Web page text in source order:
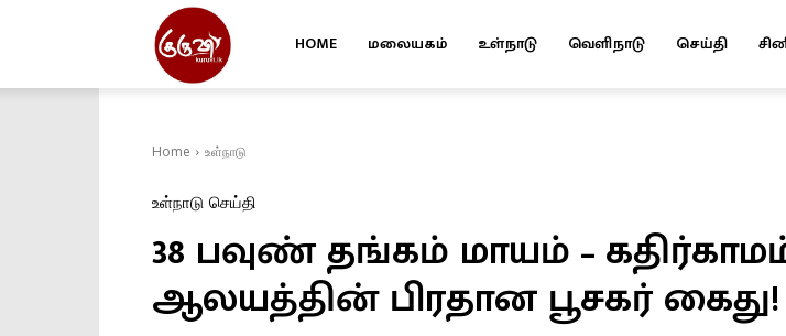
HOME மலையகம் உள்நாடு வெளிநாடு செய்தி
Home உள்நாடு
உள்நாடு செய்தி
38 பவுண் தங்கம் மாயம் –
ஆலயத்தின் பிரதான பூசகர் கைது!